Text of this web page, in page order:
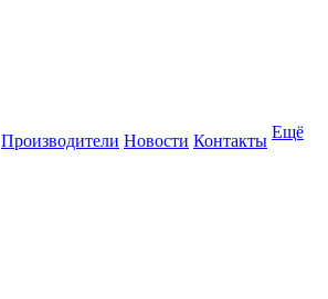
Производители Новости Контакты Ещё